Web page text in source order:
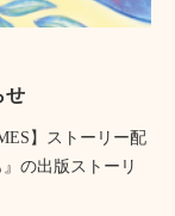
せ
】ストーリー配
の出版ストーリ